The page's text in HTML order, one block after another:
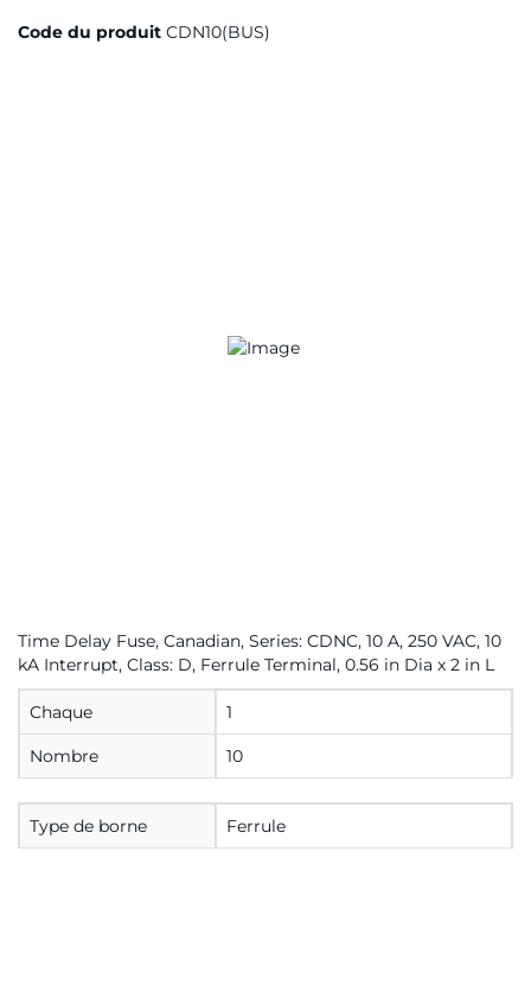
Code du produit CDN10(BUS)
Time Delay Fuse, Canadian, Series: CDNC, 10 A, 250 VAC, 10
kA Interrupt, Class: D, Ferrule Terminal, 0.56 in Dia x 2 in L
Chaque 1
Nombre 10
Type de borne Ferrule